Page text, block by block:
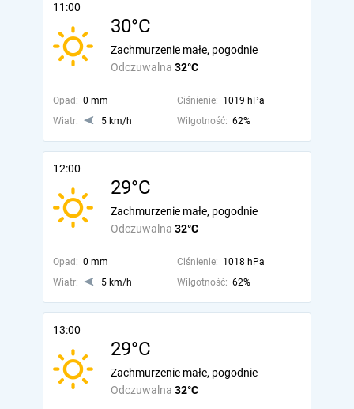
11:00
30°C
Odczuwalna 32°C
Zachmurzenie małe, pogodnie
Opad: 0 mm Ciśnienie: 1019 hPa
Wiatr:
5 km/h Wilgotność: 62%
12:00
29°C
Odczuwalna 32°C
Zachmurzenie małe, pogodnie
Opad: 0 mm Ciśnienie: 1018 hPa
Wiatr:
5 km/h Wilgotność: 62%
13:00
29°C
Odczuwalna 32°C
Zachmurzenie małe, pogodnie